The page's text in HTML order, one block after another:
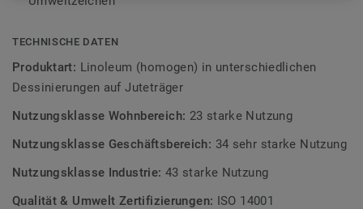
Gebrauch.
Mehr über Tarkett Linoleum erfahren:Tarkett Linoleum
Mehr über unsere Leit-/Ableitfähigen Böden erfahren:
Leit-/Ableitfähige Böden
TECHNISCHE DATEN
Produktart: Linoleum (homogen) in unterschiedlichen
Dessinierungen auf Juteträger
Nutzungsklasse Wohnbereich: 23 starke Nutzung
Nutzungsklasse Geschäftsbereich: 34 sehr starke Nutzung
Nutzungsklasse Industrie: 43 starke Nutzung
Qualität & Umwelt Zertifizierungen: ISO 14001